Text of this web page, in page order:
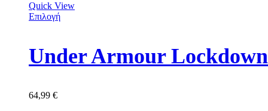
Quick View
Επιλογή
Under Armour
64,99 €